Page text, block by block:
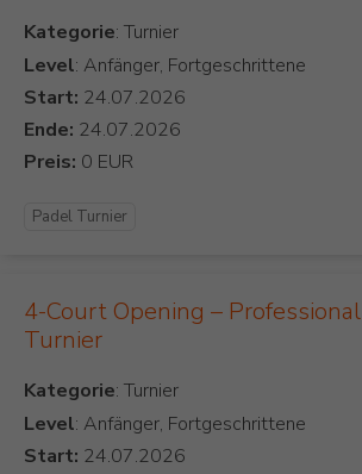
Kategorie
Level: Anfänger, Fortgeschrittene
Start:
Ende:
Preis:
Padel Turnier
4-Court Opening – Professional
Turnier
Kategorie
Level: Anfänger, Fortgeschrittene
Start: